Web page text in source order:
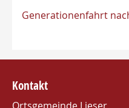
Generationenfahrt
Kontakt